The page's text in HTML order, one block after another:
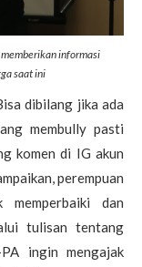
informasi
saat ini
dibilang jika ada
membully pasti
komen di IG akun
perempuan
dan
tulisan tentang
ingin mengajak